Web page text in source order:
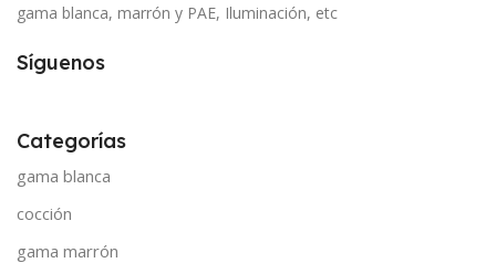
gama blanca, marrón y PAE, Iluminación, etc
Síguenos
Categorías
gama blanca
cocción
gama marrón